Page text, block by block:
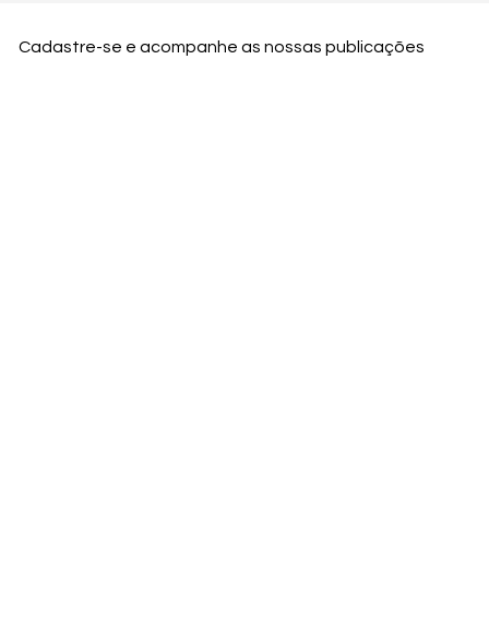
Cadastre-se e acompanhe as nossas publicações